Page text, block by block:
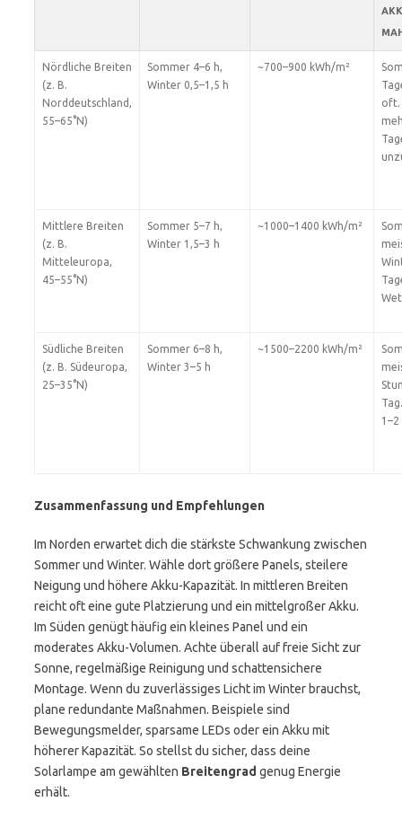
Nördliche Breiten
(z. B.
Norddeutschland,
55–65°N)
Sommer 4–6 h,
Winter 0,5–1,5 h
~700–900 kWh/m²
oft.
Mittlere Breiten
(z. B.
Mitteleuropa,
45–55°N)
Sommer 5–7 h,
Winter 1,5–3 h
~1000–1400 kWh/m²
Südliche Breiten
(z. B. Südeuropa,
25–35°N)
Sommer 6–8 h,
Winter 3–5 h
~1500–2200 kWh/m²
1–2
Zusammenfassung und Empfehlungen
Im Norden erwartet dich die stärkste Schwankung zwischen
Sommer und Winter. Wähle dort größere Panels, steilere
Neigung und höhere Akku-Kapazität. In mittleren Breiten
reicht oft eine gute Platzierung und ein mittelgroßer Akku.
Im Süden genügt häufig ein kleines Panel und ein
moderates Akku-Volumen. Achte überall auf freie Sicht zur
Sonne, regelmäßige Reinigung und schattensichere
Montage. Wenn du zuverlässiges Licht im Winter brauchst,
plane redundante Maßnahmen. Beispiele sind
Bewegungsmelder, sparsame LEDs oder ein Akku mit
höherer Kapazität. So stellst du sicher, dass deine
Solarlampe am gewählten Breitengrad genug Energie
erhält.